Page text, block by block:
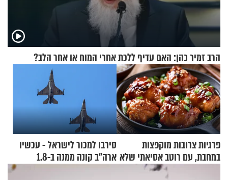
הרב זמיר כהן: האם עדיף ללכת אחרי המוח או אחר הלב?
פרגיות צרובות מוקפצות
במחבת, עם רוטב אסיאתי שלא
סירבו למכור לישראל - עכשיו
ארה"ב קונה ממנה ב-1.8